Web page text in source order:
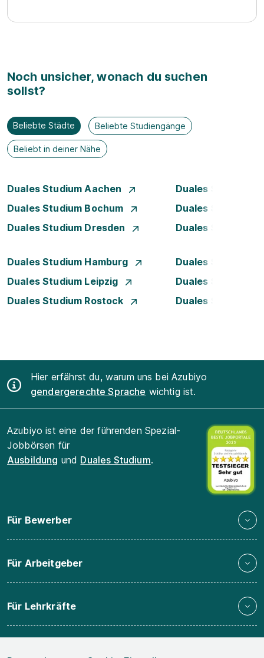
Noch unsicher, wonach du suchen
sollst?
Beliebte Städte Beliebte Studiengänge
Beliebt in deiner Nähe
Duales Studium Aachen
Duales Studium
Duales Studium Bochum
Duales Studium
Duales Studium Dresden
Duales Studium
Duales Studium Hamburg
Duales Studium
Duales Studium Leipzig
Duales Studium
Duales Studium Rostock
Duales Studium
Hier erfährst du, warum uns bei Azubiyo
gendergerechte Sprache wichtig ist.
Azubiyo ist eine der führenden Spezial-
Jobbörsen für
Ausbildung und Duales Studium.
Für Bewerber
Für Arbeitgeber
Für Lehrkräfte